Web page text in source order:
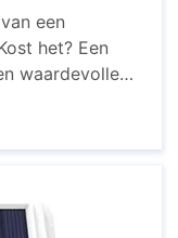
een
het? Een
waardevolle
zo’n
een
Factoren